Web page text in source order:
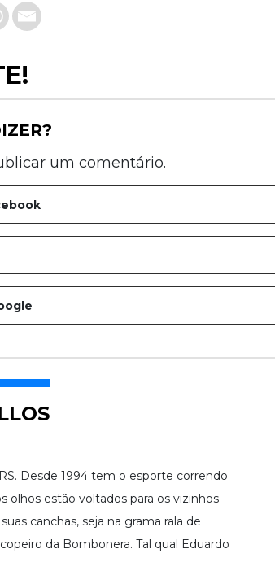
um comentário.
Desde 1994 tem o esporte correndo
olhos estão voltados para os vizinhos
canchas, seja na grama rala de
da Bombonera. Tal qual Eduardo